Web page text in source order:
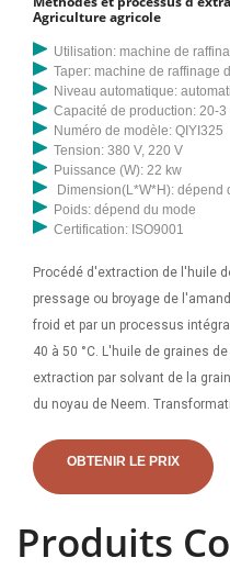
palme est également un bon
qu’une plantation de palmiers.
devez commencer est
besoin pour vous aider à
de palme. 2.2 Systèmes
principale unité de production
ferme où le palmier à huile est
palme. Il existe également des
classées en petites, moyennes
Agriculture agricole
Utilisation: machine de
Taper: machine de raffinage
Niveau automatique:
Capacité de production: 20-3
Numéro de modèle: QIYI325
Tension: 380 V, 220 V
Puissance (W): 22 kw
Dimension(L*W*H): dépend
Poids: dépend du mode
Certification: ISO9001
Procédé d'extraction de l'huile
pressage ou broyage de
froid et par un processus
40 à 50 °C. L'huile de graines
extraction par solvant de la
du noyau de Neem.
FAO : Organisation pour
Bulletin des services agricoles
Organisation des Nations
OBTENIR LE PRIX
Produits